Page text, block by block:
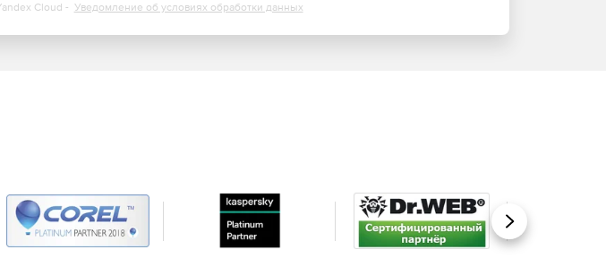
Cloud - Уведомление об условиях обработки данных
Вперед